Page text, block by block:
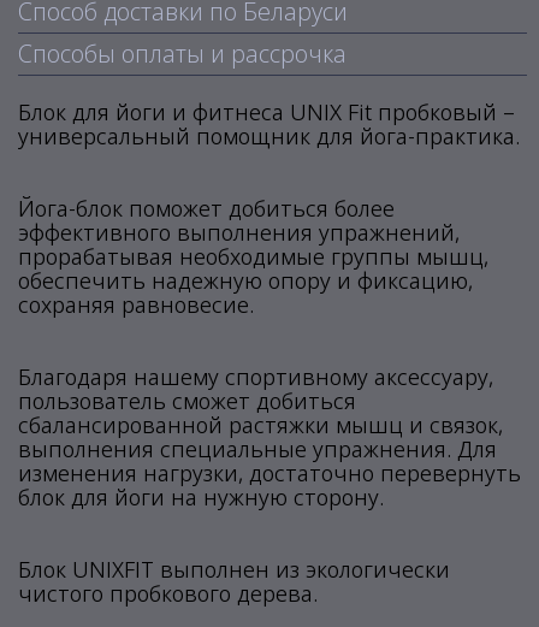
Способ доставки по Беларуси
Способы оплаты и рассрочка
Блок для йоги и фитнеса UNIX Fit пробковый –
универсальный помощник для йога-практика.
Йога-блок поможет добиться более
эффективного выполнения упражнений,
прорабатывая необходимые группы мышц,
обеспечить надежную опору и фиксацию,
сохраняя равновесие.
Благодаря нашему спортивному аксессуару,
пользователь сможет добиться
сбалансированной растяжки мышц и связок,
выполнения специальные упражнения. Для
изменения нагрузки, достаточно перевернуть
блок для йоги на нужную сторону.
Блок UNIXFIT выполнен из экологически
чистого пробкового дерева.